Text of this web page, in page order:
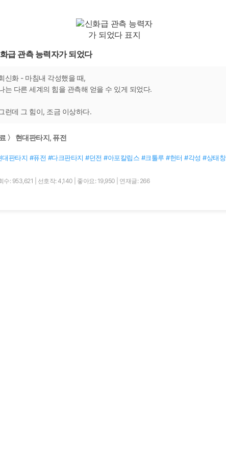
급 관측 능력자가 되었다
신화 - 마침내 각성했을 때,
는 다른 세계의 힘을 관측해 얻을 수 있게 되었다.
런데 그 힘이, 조금 이상하다.
〉 현대판타지, 퓨전
대판타지 #퓨전 #다크판타지 #던전 #아포칼립스 #크툴루 #헌터 #각성 #상태창
수: 953,621 선호작: 4,140 좋아요: 19,950 연재글: 266